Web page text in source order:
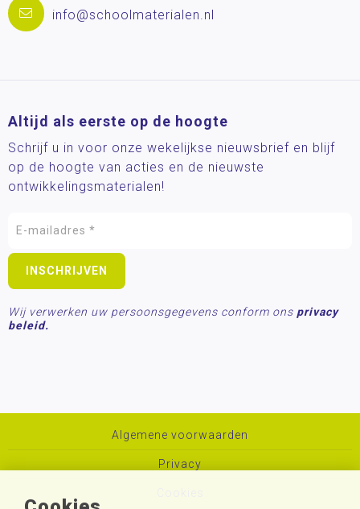
info@schoolmaterialen.nl
Altijd als eerste op de hoogte
Schrijf u in voor onze wekelijkse nieuwsbrief en blijf
op de hoogte van acties en de nieuwste
ontwikkelingsmaterialen!
Wij verwerken uw persoonsgegevens conform ons privacy
beleid.
Algemene voorwaarden
Privacy